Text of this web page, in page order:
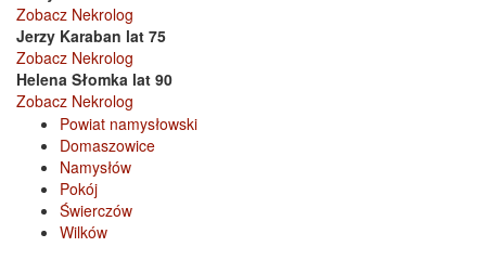
Zobacz Nekrolog
Jerzy Karaban lat 75
Zobacz Nekrolog
Helena Słomka lat 90
Zobacz Nekrolog
Powiat namysłowski
Domaszowice
Namysłów
Pokój
Świerczów
Wilków